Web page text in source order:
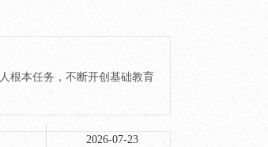
根本任务，不断开创基础教育
2026-07-23